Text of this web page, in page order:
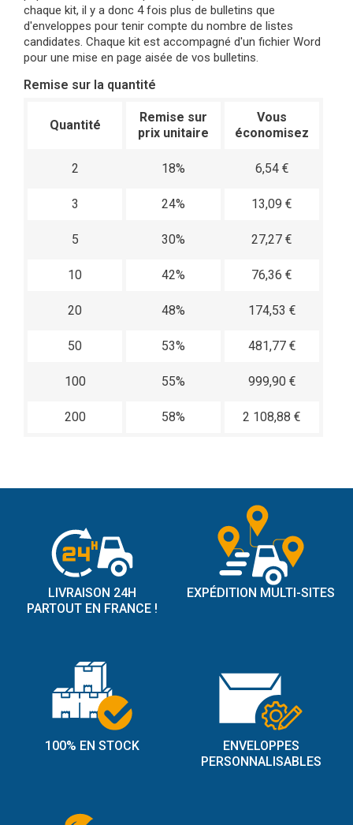
chaque kit, il y a donc 4 fois plus de bulletins que
d'enveloppes pour tenir compte du nombre de listes
candidates. Chaque kit est accompagné d'un fichier Word
pour une mise en page aisée de vos bulletins.
Remise sur la quantité
Quantité
Remise sur
prix unitaire
Vous
économisez
2 18% 6,54 €
3 24% 13,09 €
5 30% 27,27 €
10 42% 76,36 €
20 48% 174,53 €
50 53% 481,77 €
100 55% 999,90 €
200 58% 2 108,88 €
LIVRAISON 24H
PARTOUT EN FRANCE !
EXPÉDITION MULTI-SITES
100% EN STOCK
ENVELOPPES
PERSONNALISABLES